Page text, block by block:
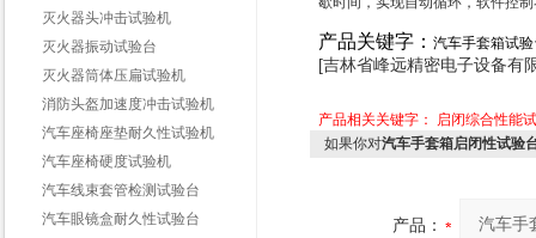
灭火器头冲击试验机
灭火器振动试验台
灭火器筒体压扁试验机
消防头盔加速度冲击试验机
汽车座椅座垫耐久性试验机
汽车座椅硬度试验机
汽车线束套管检测试验台
汽车眼镜盒耐久性试验台
产品关键字： 汽车手套箱试
[吉林省峰远精密电子设备有
产品相关关键字： 启闭综合性能
如果你对汽车手套箱启闭性试验
产品：